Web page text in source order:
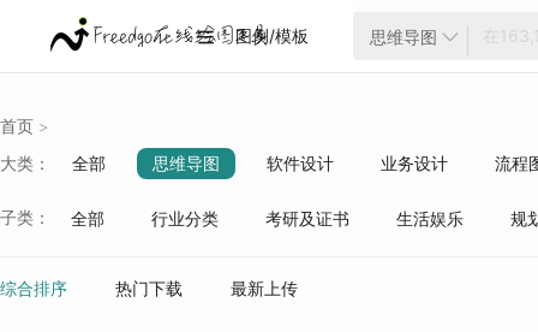
 图例/模板 思维导图 
首页 >
大类： 全部 思维导图 软件设计 业务设计
流程
子类： 全部 行业分类 考研及证书 生活娱乐 规
综合排序 热门下载 最新上传